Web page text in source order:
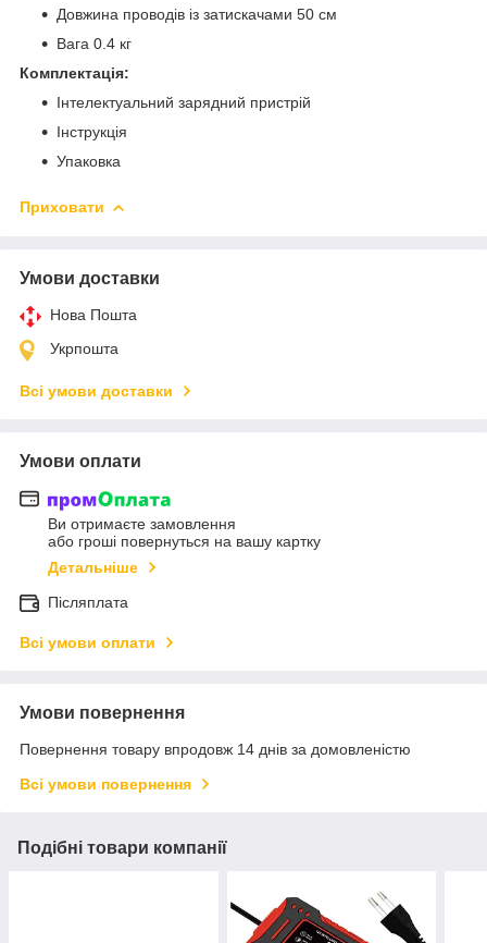
Довжина проводів із затискачами 50 см
Вага 0.4 кг
Комплектація:
Інтелектуальний зарядний пристрій
Інструкція
Упаковка
Приховати
Умови доставки
Нова Пошта
Укрпошта
Всі умови доставки
Умови оплати
Ви отримаєте замовлення
або гроші повернуться на вашу картку
Детальніше
Післяплата
Всі умови оплати
Умови повернення
Повернення товару впродовж 14 днів за домовленістю
Всі умови повернення
Подібні товари компанії